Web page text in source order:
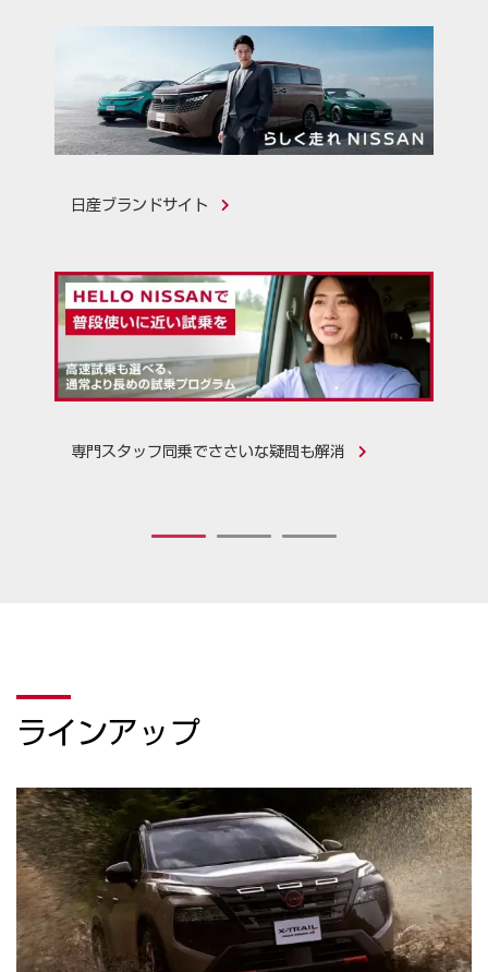
日産ブランドサイト
専門スタッフ同乗でささいな疑問も解消
1 2 3
ラインアップ